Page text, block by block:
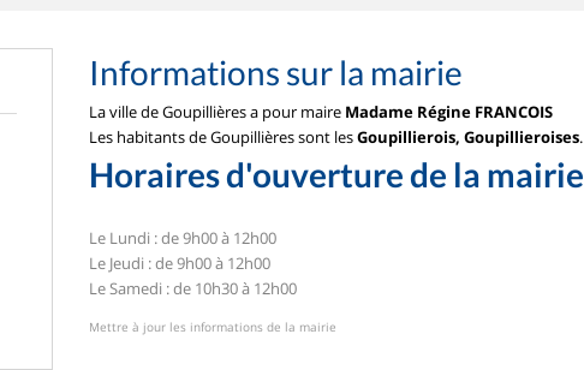
Informations sur la mairie
La ville de Goupillières a pour maire Madame Régine FRANCOIS
Les habitants de Goupillières sont lesGoupillierois, Goupillieroises.
Horaires d'ouverture de la mairie
Le Lundi : de 9h00 à 12h00
Le Jeudi : de 9h00 à 12h00
Le Samedi : de 10h30 à 12h00
Mettre à jour les informations de la mairie